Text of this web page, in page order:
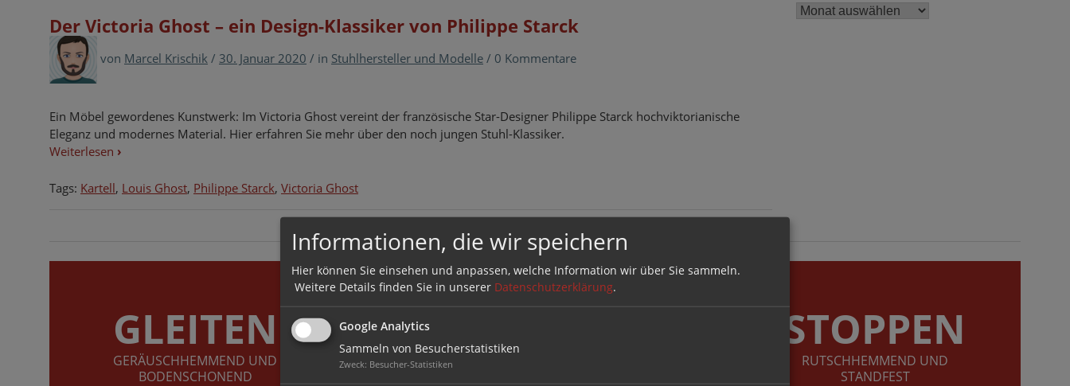
Der Victoria Ghost – ein Design-Klassiker von Philippe Starck
von Marcel Krischik / 30. Januar 2020 / in Stuhlhersteller und Modelle / 0 Kommentare
Ein Möbel gewordenes Kunstwerk: Im Victoria Ghost vereint der französische Star-Designer Philippe Starck hochviktorianische
Eleganz und modernes Material. Hier erfahren Sie mehr über den noch jungen Stuhl-Klassiker.
Weiterlesen ›
Tags: Kartell, Louis Ghost, Philippe Starck, Victoria Ghost
Archiv
GLEITEN
GERÄUSCHHEMMEND UND
BODENSCHONEND
VERBINDEN
TECHNISCHE LÖSUNGEN AUS
STOPPEN
RUTSCHHEMMEND UND
STANDFEST
Informationen, die wir speichern
Hier können Sie einsehen und anpassen, welche Information wir über Sie sammeln.
Weitere Details finden Sie in unserer Datenschutzerklärung.
Google Analytics
Sammeln von Besucherstatistiken
Zweck: Besucher-Statistiken